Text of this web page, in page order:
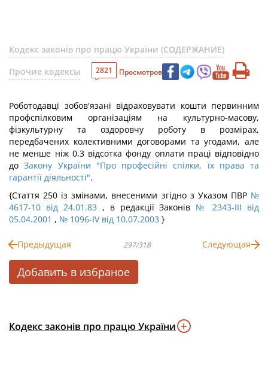
Кодекс законів про працю України (СОДЕРЖАНИЕ)
Прочие кодексы
2821 Просмотров
Роботодавці зобов'язані відраховувати кошти первинним
профспілковим організаціям на культурно-масову,
фізкультурну та оздоровчу роботу в розмірах,
передбачених колективними договорами та угодами, але
не менше ніж 0,3 відсотка фонду оплати праці відповідно
доЗакону України "Про професійні спілки, їх права та
гарантії діяльності".
{Стаття 250 із змінами, внесеними згідно з Указом ПВР №
4617-10 від 24.01.83 , в редакції Законів № 2343-III від
05.04.2001 , № 1096-IV від 10.07.2003 }
Предыдущая 297/318 Следующая
Добавить в избраное
Кодекс законів про працю України